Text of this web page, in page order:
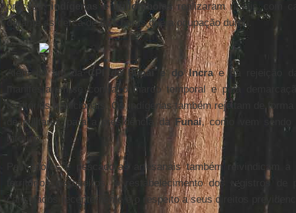
pressão,indígenas e quilombolasrealizaram rituais com
durante as cerca de três horas que a ocupação durou.
Além do fim da CPI da Funai e do Incrae da rejeição
manifestaram-se contra o marco temporal e pela
territórios tradicionais. Os indígenas também rejeitam de
de militares para a presidência da Funai, como vem sendo
interino.
Pescadores e pescadoras artesanais também reivindicam
territórios pesqueiros, o restabelecimento dos registros de
cancelados recentemente e o respeito a seus direitos